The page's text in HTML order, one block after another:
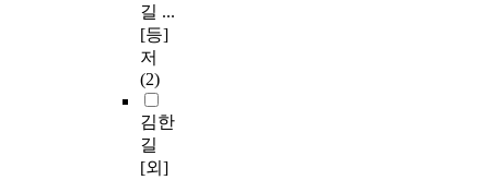
길 ...
[등]
저
(2)
김한
길
[외]